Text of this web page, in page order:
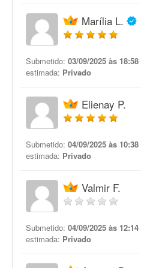
Marília L.
Submetido: 03/09/2025 às 18:58
estimada: Privado
Elienay P.
Submetido: 04/09/2025 às 10:38
estimada: Privado
Valmir F.
Submetido: 04/09/2025 às 12:14
estimada: Privado